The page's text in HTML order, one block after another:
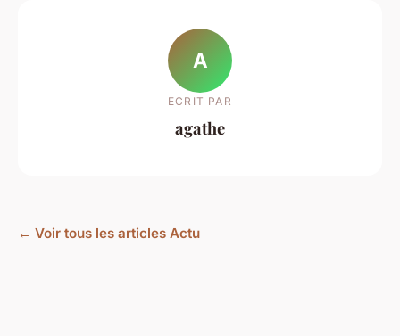
A
ECRIT PAR
agathe
← Voir tous les articles Actu